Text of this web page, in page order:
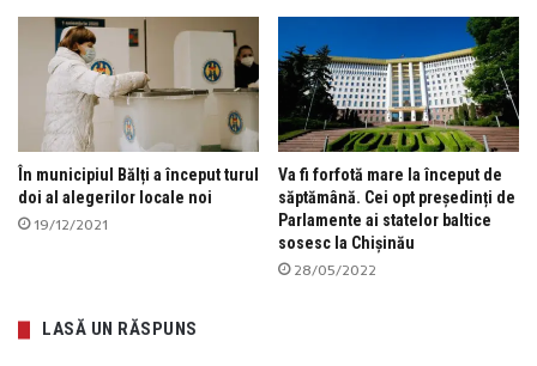
În municipiul Bălți a început turul
doi al alegerilor locale noi
19/12/2021
Va fi forfotă mare la început de
săptămână. Cei opt președinți de
Parlamente ai statelor baltice
sosesc la Chișinău
28/05/2022
LASĂ UN RĂSPUNS